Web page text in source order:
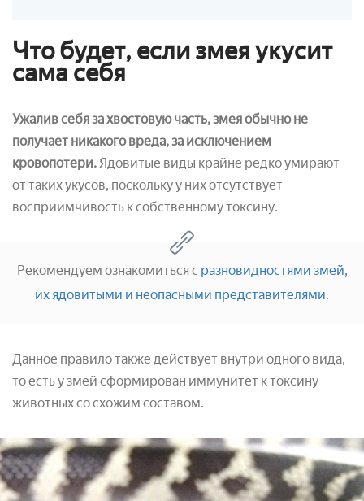
Что будет, если змея укусит
сама себя
Ужалив себя за хвостовую часть, змея обычно не
получает никакого вреда, за исключением
кровопотери.Ядовитые виды крайне редко умирают
от таких укусов, поскольку у них отсутствует
восприимчивость к собственному токсину.
Рекомендуем ознакомиться с разновидностями змей,
их ядовитыми и неопасными представителями.
Данное правило также действует внутри одного вида,
то есть у змей сформирован иммунитет к токсину
животных со схожим составом.